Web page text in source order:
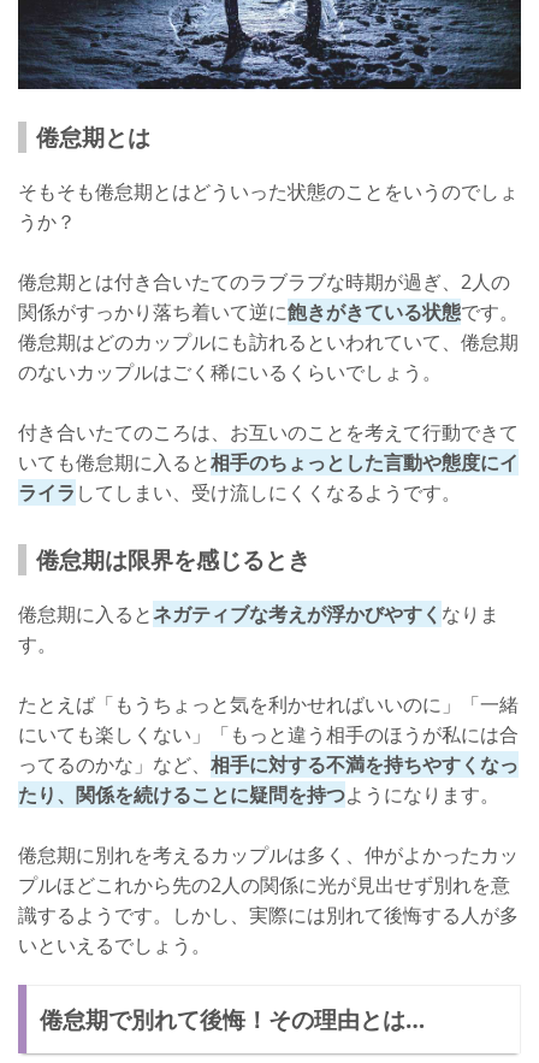
倦怠期とは
そもそも倦怠期とはどういった状態のことをいうのでしょ
うか？
倦怠期とは付き合いたてのラブラブな時期が過ぎ、2人の
関係がすっかり落ち着いて逆に飽きがきている状態です。
倦怠期はどのカップルにも訪れるといわれていて、倦怠期
のないカップルはごく稀にいるくらいでしょう。
付き合いたてのころは、お互いのことを考えて行動できて
いても倦怠期に入ると相手のちょっとした言動や態度にイ
ライラ してしまい、受け流しにくくなるようです。
倦怠期は限界を感じるとき
倦怠期に入るとネガティブな考えが浮かびやすく なりま
す。
たとえば「もうちょっと気を利かせればいいのに」「一緒
にいても楽しくない」「もっと違う相手のほうが私には合
ってるのかな」など、 相手に対する不満を持ちやすくなっ
たり、関係を続けることに疑問を持つようになります。
倦怠期に別れを考えるカップルは多く、仲がよかったカッ
プルほどこれから先の2人の関係に光が見出せず別れを意
識するようです。しかし、実際には別れて後悔する人が多
いといえるでしょう。
倦怠期で別れて後悔！その理由とは…